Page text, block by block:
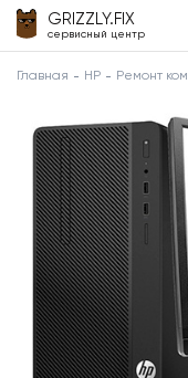
GRIZZLY.FIX
сервисный центр
Главная HP Ремонт